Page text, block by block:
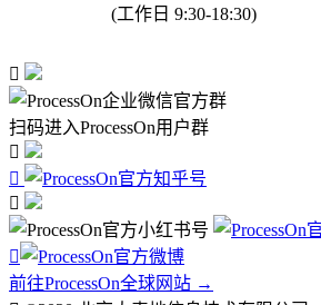
(工作日 9:30-18:30)

扫码进入ProcessOn用户群




前往ProcessOn全球网站 →